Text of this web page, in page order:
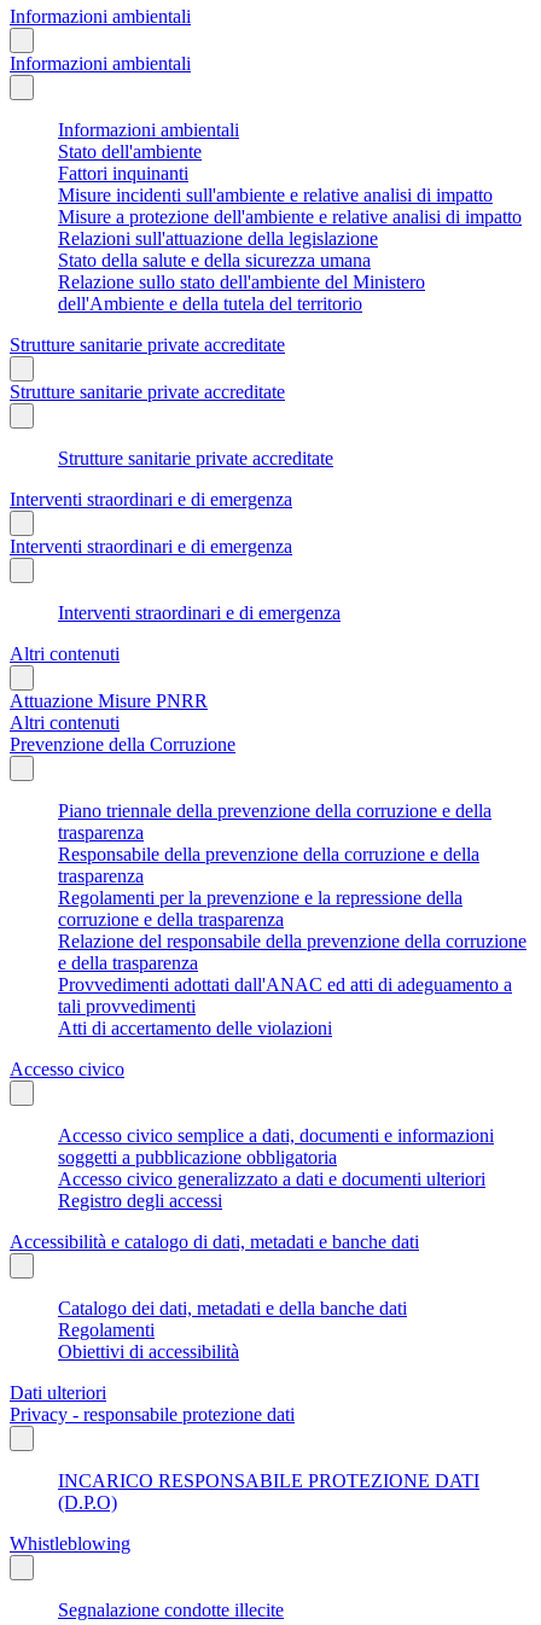
Informazioni ambientali
Informazioni ambientali
Informazioni ambientali
Stato dell'ambiente
Fattori inquinanti
Misure incidenti sull'ambiente e relative analisi di impatto
Misure a protezione dell'ambiente e relative analisi di impatto
Relazioni sull'attuazione della legislazione
Stato della salute e della sicurezza umana
Relazione sullo stato dell'ambiente del Ministero
dell'Ambiente e della tutela del territorio
Strutture sanitarie private accreditate
Strutture sanitarie private accreditate
Strutture sanitarie private accreditate
Interventi straordinari e di emergenza
Interventi straordinari e di emergenza
Interventi straordinari e di emergenza
Altri contenuti
Attuazione Misure PNRR
Altri contenuti
Prevenzione della Corruzione
Piano triennale della prevenzione della corruzione e della
trasparenza
Responsabile della prevenzione della corruzione e della
trasparenza
Regolamenti per la prevenzione e la repressione della
corruzione e della trasparenza
Relazione del responsabile della prevenzione della corruzione
e della trasparenza
Provvedimenti adottati dall'ANAC ed atti di adeguamento a
tali provvedimenti
Atti di accertamento delle violazioni
Accesso civico
Accesso civico semplice a dati, documenti e informazioni
soggetti a pubblicazione obbligatoria
Accesso civico generalizzato a dati e documenti ulteriori
Registro degli accessi
Accessibilità e catalogo di dati, metadati e banche dati
Catalogo dei dati, metadati e della banche dati
Regolamenti
Obiettivi di accessibilità
Dati ulteriori
Privacy - responsabile protezione dati
INCARICO RESPONSABILE PROTEZIONE DATI
(D.P.O)
Whistleblowing
Segnalazione condotte illecite